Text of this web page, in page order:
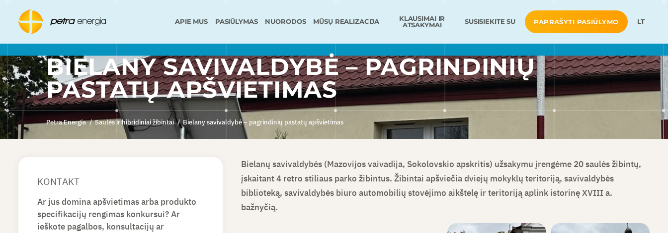
APIE MUS PASIŪLYMAS NUORODOS MŪSŲ REALIZACIJA
KLAUSIMAI IR
ATSAKYMAI
SUSISIEKITE SU PAPRAŠYTI PASIŪLYMO LT
BIELANY SAVIVALDYBĖ – PAGRINDINIŲ
PASTATŲ APŠVIETIMAS
Petra Energia / Saulės ir hibridiniai žibintai / Bielany savivaldybė – pagrindinių pastatų apšvietimas
Bielanų savivaldybės (Mazovijos vaivadija, Sokolovskio apskritis) užsakymu įrengėme 20 saulės žibintų,
įskaitant 4 retro stiliaus parko žibintus. Žibintai apšviečia dviejų mokyklų teritoriją, savivaldybės
biblioteką, savivaldybės biuro automobilių stovėjimo aikštelę ir teritoriją aplink istorinę XVIII a.
bažnyčią.
KONTAKT
Ar jus domina apšvietimas arba produkto
specifikacijų rengimas konkursui? Ar
ieškote pagalbos, konsultacijų ar